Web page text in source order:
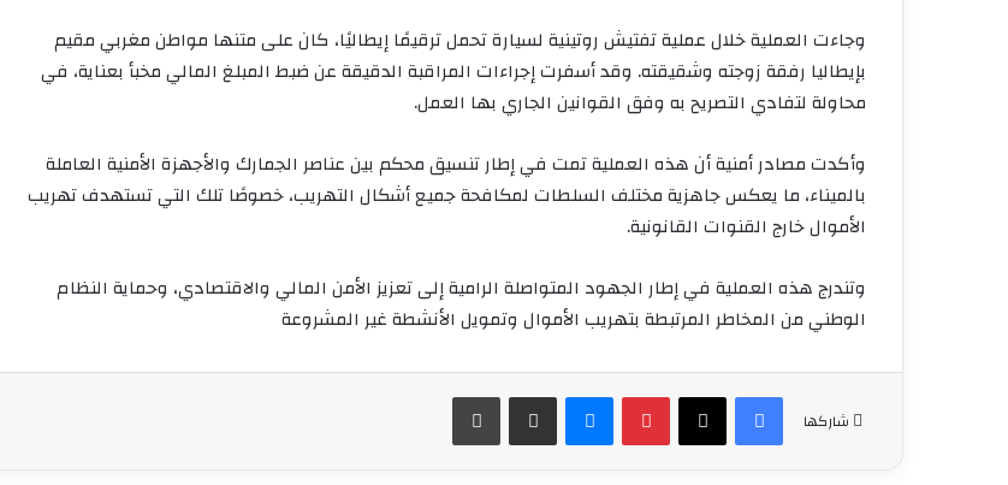
وجاءت العملية خلال عملية تفتيش روتينية لسيارة تحمل ترقيمًا إيطاليًا، كان على متنها مواطن مغربي مقيم
بإيطاليا رفقة زوجته وشقيقته. وقد أسفرت إجراءات المراقبة الدقيقة عن ضبط المبلغ المالي مخبأ بعناية، في
محاولة لتفادي التصريح به وفق القوانين الجاري بها العمل.
وأكدت مصادر أمنية أن هذه العملية تمت في إطار تنسيق محكم بين عناصر الجمارك والأجهزة الأمنية العاملة
بالميناء، ما يعكس جاهزية مختلف السلطات لمكافحة جميع أشكال التهريب، خصوصًا تلك التي تستهدف تهريب
الأموال خارج القنوات القانونية.
وتندرج هذه العملية في إطار الجهود المتواصلة الرامية إلى تعزيز الأمن المالي والاقتصادي، وحماية النظام
الوطني من المخاطر المرتبطة بتهريب الأموال وتمويل الأنشطة غير المشروعة
شاركها
فيسبوك
‫X بينتيريستماسنجر مشاركة عبر البريد طباعة